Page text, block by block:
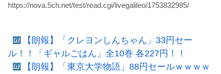
https://nova.5ch.net/test/read.cgi/livegalileo/1753832985/
【朗報】「クレヨンしんちゃん」33円セー
ル！！「ギャルごはん」全10巻 各227円！！
【朗報】「東京大学物語」88円セールｗｗｗｗ